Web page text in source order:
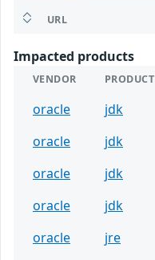
URL
Impacted products
VENDOR PRODUCT
oracle jdk
oracle
jdk
oracle
jdk
oracle
jdk
oracle
jre